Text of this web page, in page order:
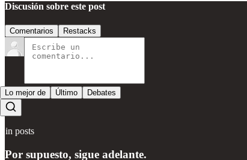
Discusión sobre este post
Comentarios Restacks
Lo mejor de Último Debates
Sin posts
Por supuesto, sigue adelante.